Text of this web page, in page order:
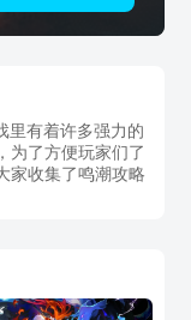
里有着许多强力的
为了方便玩家们了
家收集了鸣潮攻略